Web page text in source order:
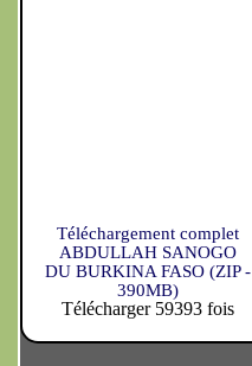
Téléchargement complet
ABDULLAH SANOGO
DU BURKINA FASO (ZIP -
390MB)
Télécharger 59393 fois